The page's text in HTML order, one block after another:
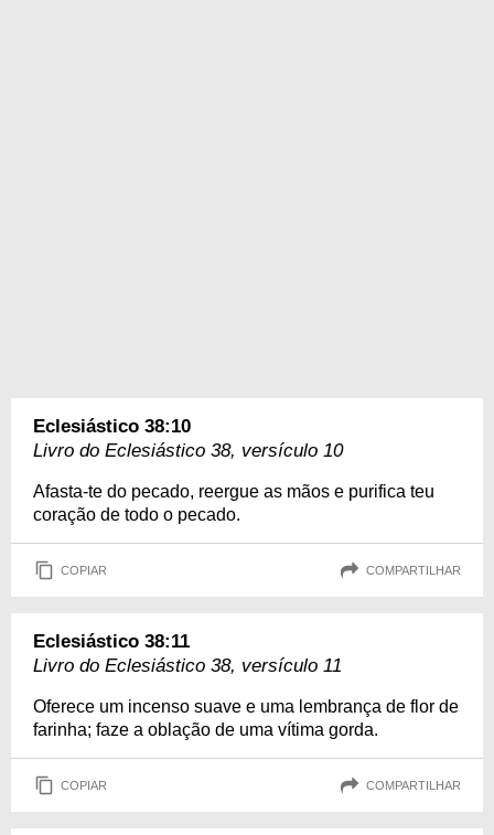
Eclesiástico 38:10
Livro do Eclesiástico 38, versículo 10
Afasta-te do pecado, reergue as mãos e purifica teu
coração de todo o pecado.
COPIAR COMPARTILHAR
Eclesiástico 38:11
Livro do Eclesiástico 38, versículo 11
Oferece um incenso suave e uma lembrança de flor de
farinha; faze a oblação de uma vítima gorda.
COPIAR COMPARTILHAR